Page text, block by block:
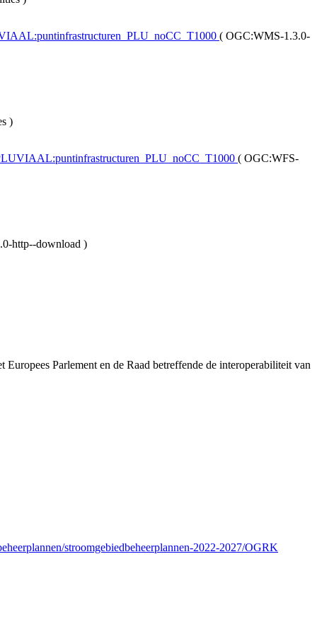
( OGC:WMS-1.3.0-
)
( OGC:WFS-
http--download )
Parlement en de Raad betreffende de interoperabiliteit van
stroomgebiedbeheerplannen-2022-2027/OGRK